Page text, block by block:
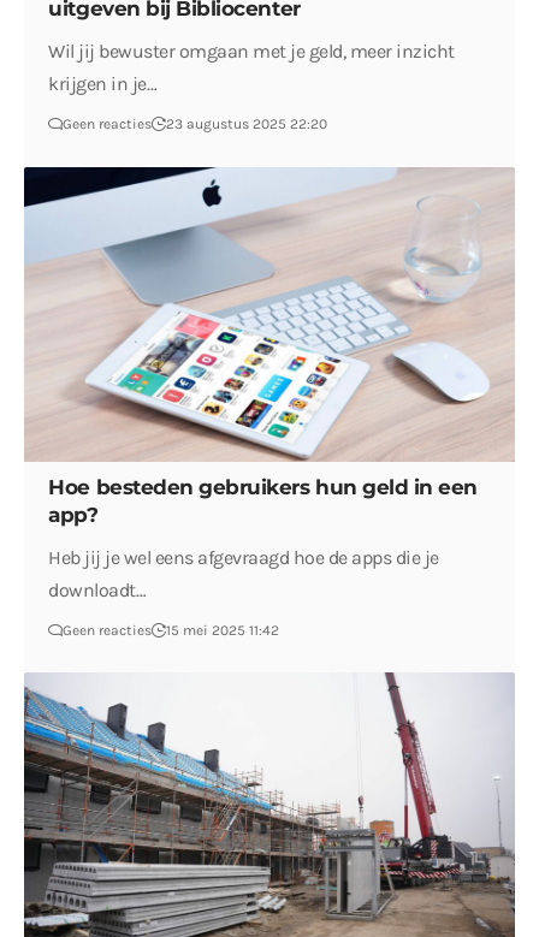
uitgeven bij Bibliocenter
Wil jij bewuster omgaan met je geld, meer inzicht
krijgen in je…
Geen reacties 23 augustus 2025 22:20
Hoe besteden gebruikers hun geld in een
app?
Heb jij je wel eens afgevraagd hoe de apps die je
downloadt…
Geen reacties 15 mei 2025 11:42